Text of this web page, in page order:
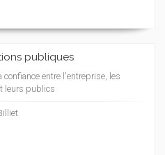
publiques
confiance entre l'entreprise, les
leurs publics